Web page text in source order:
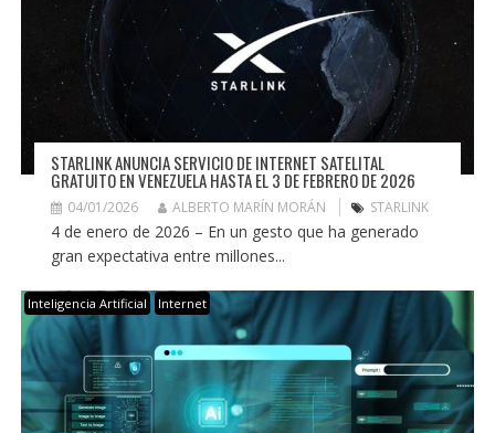
STARLINK ANUNCIA SERVICIO DE INTERNET SATELITAL
GRATUITO EN VENEZUELA HASTA EL 3 DE FEBRERO DE 2026
04/01/2026 ALBERTO MARÍN MORÁN STARLINK
4 de enero de 2026 – En un gesto que ha generado
gran expectativa entre millones...
Inteligencia Artificial Internet